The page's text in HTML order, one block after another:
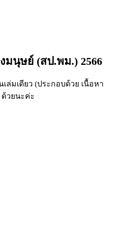
นุษย์ (สป.พม.) 2566
ล่มเดียว (ประกอบด้วย เนื้อหา
ด้วยนะค่ะ